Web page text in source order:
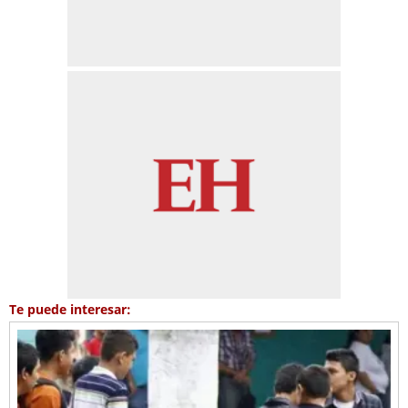
Te puede interesar: